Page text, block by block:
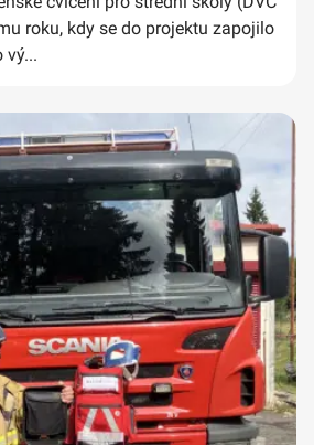
roku, kdy se do projektu zapojilo
vý...